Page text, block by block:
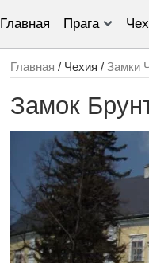
Главная Прага
Главная / Чехия / Замки
Замок